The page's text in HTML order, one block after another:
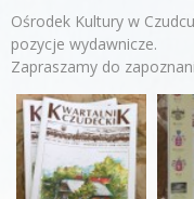
Ośrodek Kultury w
pozycje wydawnicze.
Zapraszamy do